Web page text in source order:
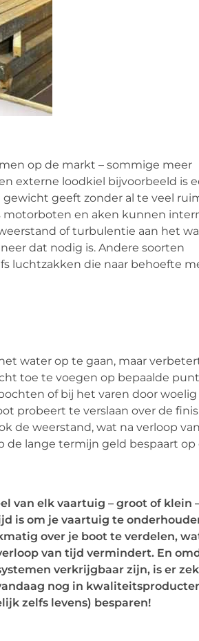
op de markt – sommige meer
externe loodkiel bijvoorbeeld is
geeft zonder al te veel
motorboten en aken kunnen
of turbulentie aan het
dat nodig is. Andere soorten
luchtzakken die naar behoefte
water op te gaan, maar
toe te voegen op bepaalde
of bij het varen door woelig
probeert te verslaan over de
de weerstand, wat na verloop van
lange termijn geld bespaart op
van elk vaartuig – groot of klein
is om je vaartuig te
over je boot te verdelen,
van tijd vermindert. En
verkrijgbaar zijn, is er
nog in
zelfs levens) besparen!